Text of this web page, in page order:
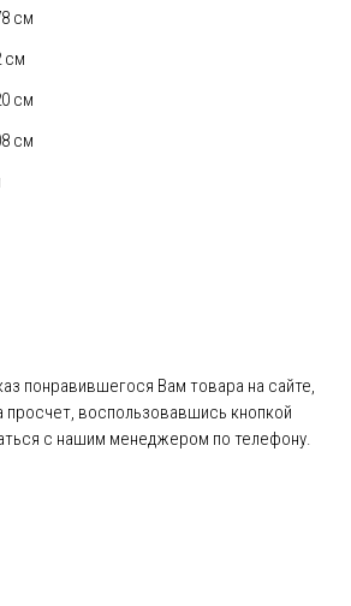
см
см
см
см
понравившегося Вам товара на сайте,
просчет, воспользовавшись кнопкой
с нашим менеджером по телефону.